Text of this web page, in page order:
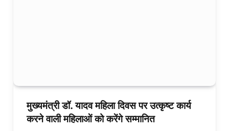
मुख्यमंत्री डॉ. यादव महिला दिवस पर उत्कृष्ट कार्य
करने वाली महिलाओं को करेंगे सम्मानित